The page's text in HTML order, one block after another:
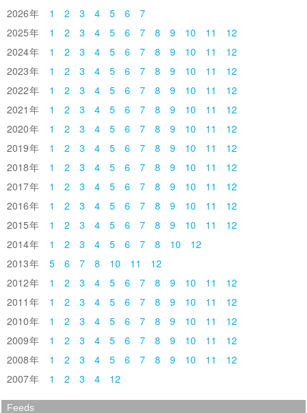
2026 1 2 3 4 5 6
7
2025
1 2 3 4 5 6 7 8 9 10 11
12
2024
1 2 3 4 5 6 7 8 9 10 11
12
2023
1 2 3 4 5 6 7 8 9 10 11
12
2022
1 2 3 4 5 6 7 8 9 10 11
12
2021
1 2 3 4 5 6 7 8 9 10 11
12
2020
1 2 3 4 5 6 7 8 9 10 11
12
2019
1 2 3 4 5 6 7 8 9 10 11
12
2018
1 2 3 4 5 6 7 8 9 10 11
12
2017
1 2 3 4 5 6 7 8 9 10 11
12
2016
1 2 3 4 5 6 7 8 9 10 11
12
2015
1 2 3 4 5 6 7 8 9 10 11
12
2014
1 2 3 4 5 6 7 8 10
12
2013
5 6 7 8 10 11
12
2012
1 2 3 4 5 6 7 8 9 10 11
12
2011
1 2 3 4 5 6 7 8 9 10 11
12
2010
1 2 3 4 5 6 7 8 9 10 11
12
2009
1 2 3 4 5 6 7 8 9 10 11
12
2008
1 2 3 4 5 6 7 8 9 10 11
12
2007
1 2 3 4 12
Feeds